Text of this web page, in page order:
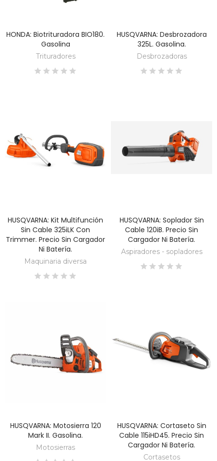
DESCUBRE
HONDA: Biotrituradora BIO180.
Gasolina
Trituradores
DESCUBRE
HUSQVARNA: Desbrozadora
325L. Gasolina.
Desbrozadoras
DESCUBRE
HUSQVARNA: Kit Multifunción
Sin Cable 325iLK Con
Trimmer. Precio Sin Cargador
Ni Batería.
Maquinaria diversa
DESCUBRE
HUSQVARNA: Soplador Sin
Cable 120iB. Precio Sin
Cargador Ni Batería.
Aspiradores - sopladores
DESCUBRE
HUSQVARNA: Motosierra 120
Mark II. Gasolina.
Motosierras
DESCUBRE
HUSQVARNA: Cortaseto Sin
Cable 115iHD45. Precio Sin
Cargador Ni Batería.
Cortasetos